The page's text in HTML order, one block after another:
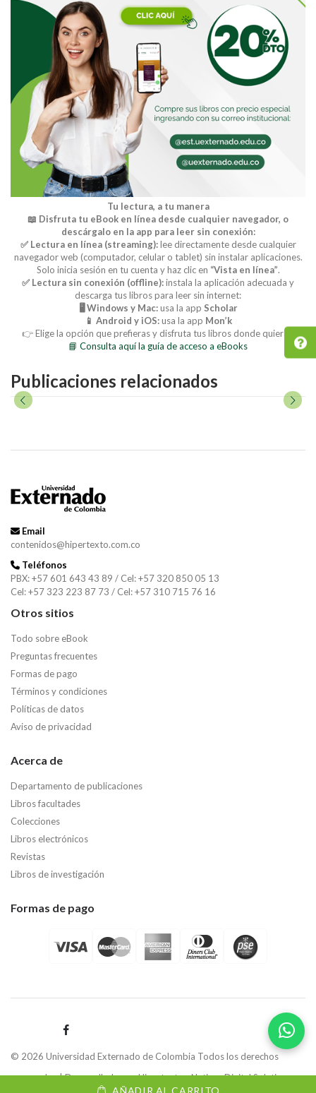
AÑADIR AL CARRITO
Tu lectura, a tu manera
📖 Disfruta tu eBook en línea desde cualquier navegador, o
descárgalo en la app para leer sin conexión:
✅ Lectura en línea (streaming):lee directamente desde cualquier
navegador web (computador, celular o tablet) sin instalar aplicaciones.
Solo inicia sesión en tu cuenta y haz clic en “Vista en línea”.
✅ Lectura sin conexión (offline):instala la aplicación adecuada y
descarga tus libros para leer sin internet:
🖥️ Windows y Mac:usa la app Scholar
📱 Android y iOS:usa la app Mon’k
👉 Elige la opción que prefieras y disfruta tus libros donde quieras.
📘 Consulta aquí la guía de acceso a eBooks
Publicaciones relacionados
Email
contenidos@hipertexto.com.co
Teléfonos
PBX: +57 601 643 43 89 / Cel: +57 320 850 05 13
Cel: +57 323 223 87 73 / Cel: +57 310 715 76 16
Otros sitios
Todo sobre eBook
Preguntas frecuentes
Formas de pago
Términos y condiciones
Políticas de datos
Aviso de privacidad
Acerca de
Departamento de publicaciones
Libros facultades
Colecciones
Libros electrónicos
Revistas
Libros de investigación
Formas de pago
© 2026 Universidad Externado de Colombia Todos los derechos
reservados | Desarrollado porHipertexto - Netizen Digital Solutions.